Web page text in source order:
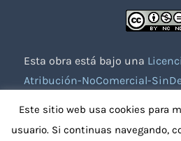
Esta obra está bajo una
Atribución-NoComercial-
Este sitio web usa cookies para
usuario. Si continuas navegando,